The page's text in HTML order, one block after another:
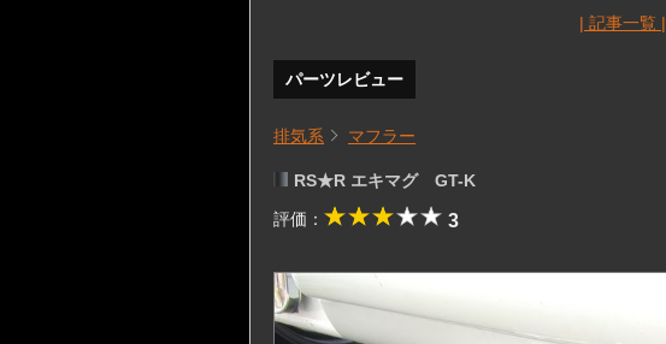
| 記事一覧 |
パーツレビュー
排気系 マフラー
RS★R エキマグ GT-K
評価：
3